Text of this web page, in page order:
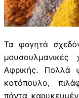
Τα φαγητά
Αφρικής. Πολλά
κοτόπουλο,
πάντα